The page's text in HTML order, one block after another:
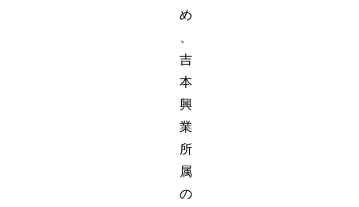
め
吉
本
興
業
所
属
の